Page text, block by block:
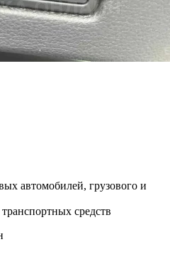
автомобилей, грузового и
средств